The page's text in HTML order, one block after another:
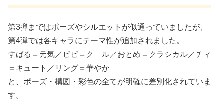
第3弾まではポーズやシルエットが似通っていましたが、
第4弾では各キャラにテーマ性が追加されました。
すばる＝元気／ビビ＝クール／おとめ＝クラシカル／チィ
＝キュート／リング＝華やか
と、ポーズ・構図・彩色の全てが明確に差別化されていま
す。